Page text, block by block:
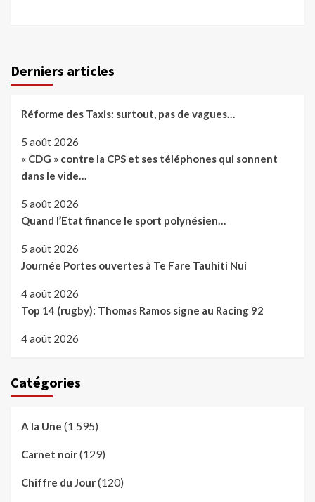
Derniers articles
Réforme des Taxis: surtout, pas de vagues…
5 août 2026
« CDG » contre la CPS et ses téléphones qui sonnent
dans le vide…
5 août 2026
Quand l’Etat finance le sport polynésien…
5 août 2026
Journée Portes ouvertes à Te Fare Tauhiti Nui
4 août 2026
Top 14 (rugby): Thomas Ramos signe au Racing 92
4 août 2026
Catégories
A la Une (1 595)
Carnet noir(129)
Chiffre du Jour(120)